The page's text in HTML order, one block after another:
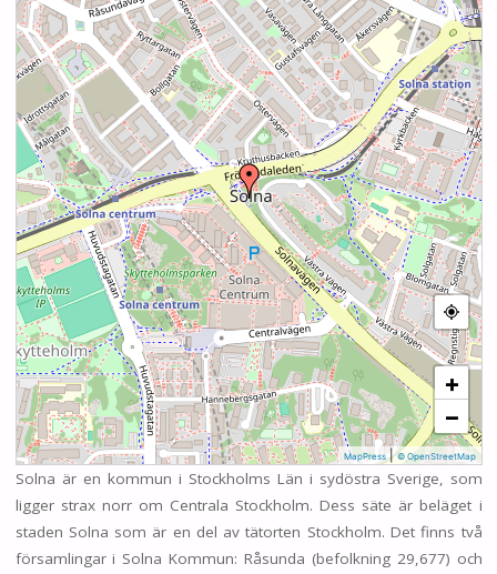
+
−
MapPress|© OpenStreetMap
Solna är en kommun i Stockholms Län i sydöstra Sverige, som
ligger strax norr om Centrala Stockholm. Dess säte är beläget i
staden Solna som är en del av tätorten Stockholm. Det finns två
församlingar i Solna Kommun: Råsunda (befolkning 29,677) och